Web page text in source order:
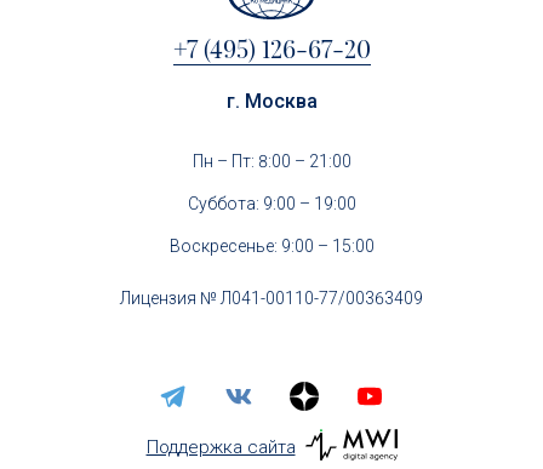
+7 (495) 126-67-20
г. Москва
Пн – Пт: 8:00 – 21:00
Суббота: 9:00 – 19:00
Воскресенье: 9:00 – 15:00
Лицензия № Л041-00110-77/00363409
Поддержка сайта